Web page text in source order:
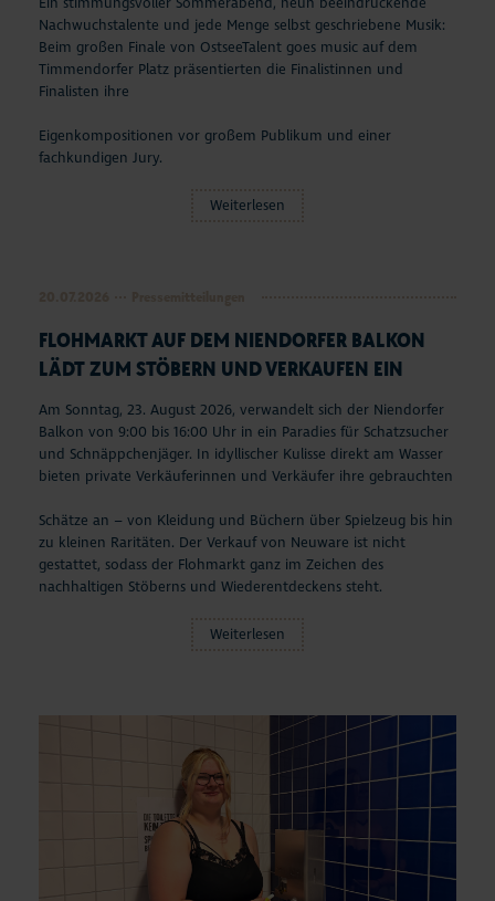
Aktuelles
#StrandMomente
Nachwuchstalente und jede Menge selbst geschriebene Musik:
Beim großen Finale von OstseeTalent goes music auf dem
Timmendorfer Platz präsentierten die Finalistinnen und
Finalisten ihre
Eigenkompositionen vor großem Publikum und einer
fachkundigen Jury.
Weiterlesen
FLOHMARKT AUF DEM NIENDORFER BALKON
LÄDT ZUM STÖBERN UND VERKAUFEN EIN
Am Sonntag, 23. August 2026, verwandelt sich der Niendorfer
Balkon von 9:00 bis 16:00 Uhr in ein Paradies für Schatzsucher
und Schnäppchenjäger. In idyllischer Kulisse direkt am Wasser
bieten private Verkäuferinnen und Verkäufer ihre gebrauchten
Schätze an – von Kleidung und Büchern über Spielzeug bis hin
zu kleinen Raritäten. Der Verkauf von Neuware ist nicht
gestattet, sodass der Flohmarkt ganz im Zeichen des
nachhaltigen Stöberns und Wiederentdeckens steht.
Weiterlesen